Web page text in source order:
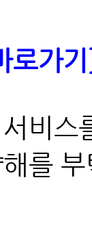
로가
비스
를